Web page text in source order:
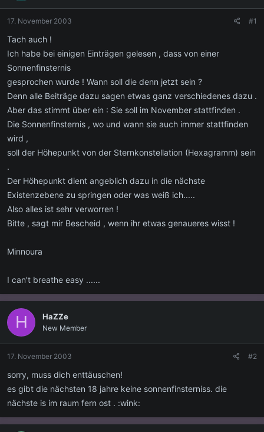
r
a
17. November 2003 #1
Tach auch !
Ich habe bei einigen Einträgen gelesen , dass von einer
Sonnenfinsternis
gesprochen wurde ! Wann soll die denn jetzt sein ?
Denn alle Beiträge dazu sagen etwas ganz verschiedenes dazu .
Aber das stimmt über ein : Sie soll im November stattfinden .
Die Sonnenfinsternis , wo und wann sie auch immer stattfinden
wird ,
soll der Höhepunkt von der Sternkonstellation (Hexagramm) sein
.
Der Höhepunkt dient angeblich dazu in die nächste
Existenzebene zu springen oder was weiß ich.....
Also alles ist sehr verworren !
Bitte , sagt mir Bescheid , wenn ihr etwas genaueres wisst !
Minnoura
I can't breathe easy ......
H HaZZe
New Member
17. November 2003 #2
sorry, muss dich enttäuschen!
es gibt die nächsten 18 jahre keine sonnenfinsterniss. die
nächste is im raum fern ost . :wink: